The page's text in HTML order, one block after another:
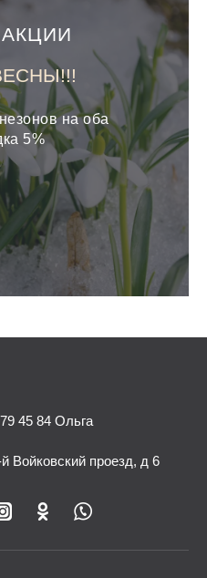
на оба
5%
45 84 Ольга
Войковский проезд, д 6